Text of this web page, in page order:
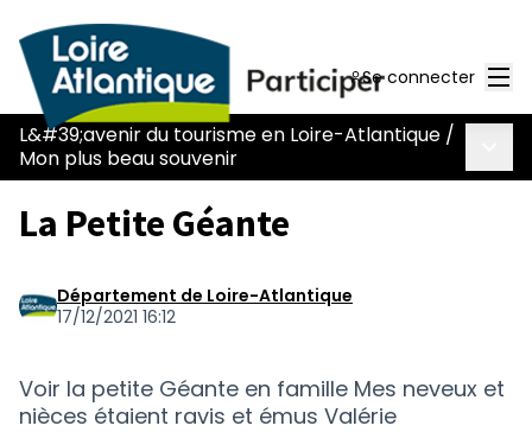
Se connecter
L&#39;avenir du tourisme en Loire-Atlantique /
Mon plus beau souvenir
La Petite Géante
Département de Loire-Atlantique
17/12/2021 16:12
Voir la petite Géante en famille Mes neveux et
nièces étaient ravis et émus Valérie